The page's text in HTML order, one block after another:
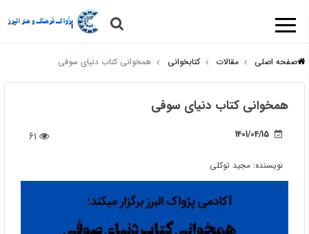
صفحه اصلی مقالات کتابخوانی همخوانی کتاب دنیای سوفی
همخوانی کتاب دنیای سوفی
1401/04/15
نویسنده: مجید توکلی